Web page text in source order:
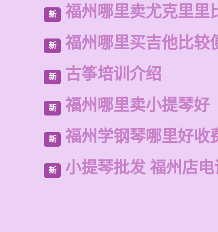
新 福州哪里卖尤克里里
新 福州哪里买吉他比较
新 古筝培训介绍
新 福州哪里卖小提琴好
新 福州学钢琴哪里好收
新 小提琴批发 福州店